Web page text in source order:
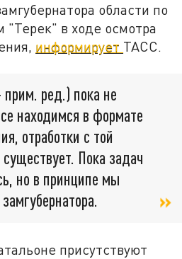
области по
"Терек" в ходе осмотра
информирует ТАСС.
ред.) пока не
находимся в формате
отработки с той
существует. Пока задач
но в принципе мы
присутствуют